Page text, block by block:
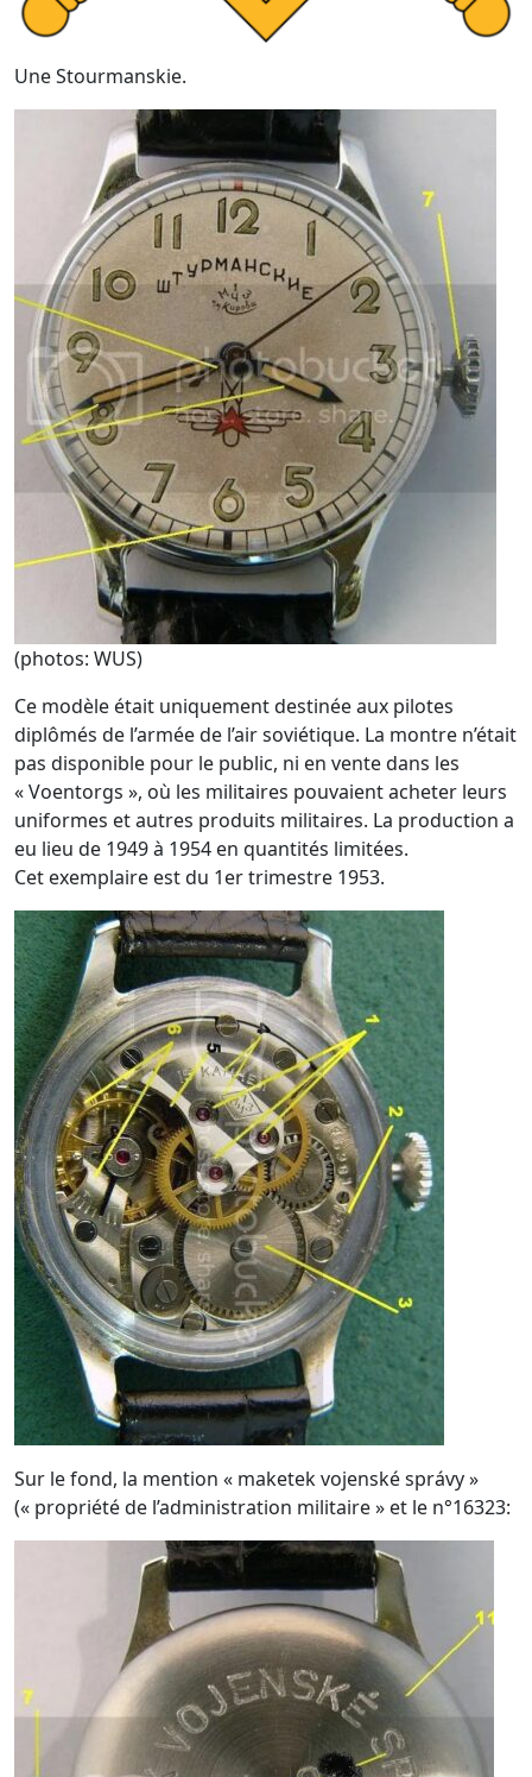
Une Stourmanskie.
(photos: WUS)
Ce modèle était uniquement destinée aux pilotes
diplômés de l’armée de l’air soviétique. La montre n’était
pas disponible pour le public, ni en vente dans les
« Voentorgs », où les militaires pouvaient acheter leurs
uniformes et autres produits militaires. La production a
eu lieu de 1949 à 1954 en quantités limitées.
Cet exemplaire est du 1er trimestre 1953.
Sur le fond, la mention « maketek vojenské správy »
(« propriété de l’administration militaire » et le n°16323: